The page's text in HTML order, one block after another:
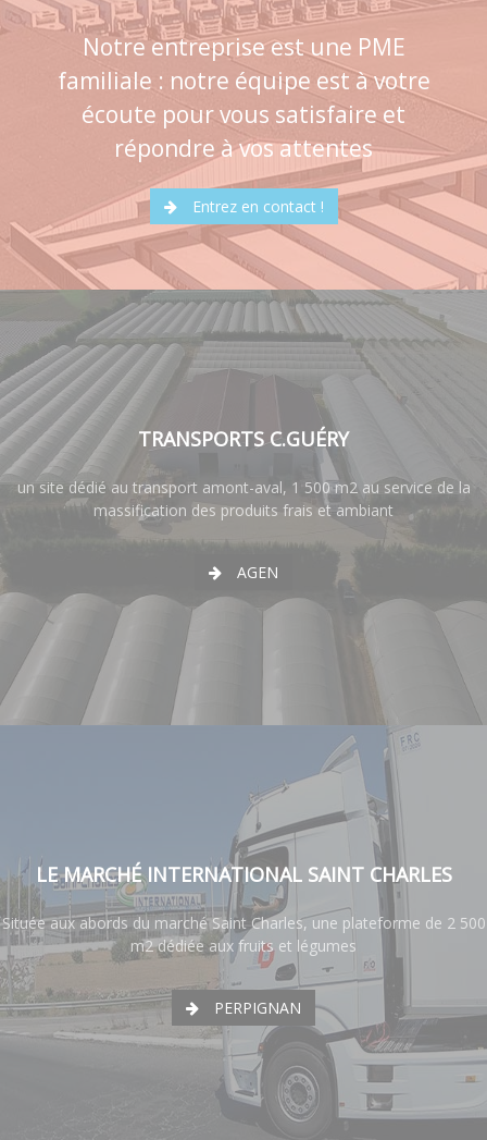
Notre entreprise est une PME
familiale : notre équipe est à votre
écoute pour vous satisfaire et
répondre à vos attentes
Entrez en contact !
TRANSPORTS C.GUÉRY
un site dédié au transport amont-aval, 1 500 m2 au service de la
massification des produits frais et ambiant
AGEN
LE MARCHÉ INTERNATIONAL SAINT CHARLES
Située aux abords du marché Saint Charles, une plateforme de 2 500
m2 dédiée aux fruits et légumes
PERPIGNAN